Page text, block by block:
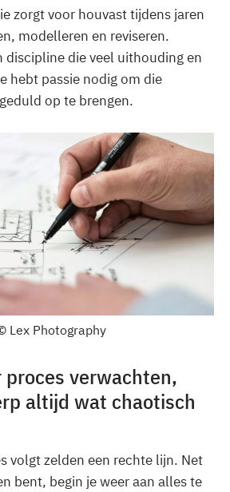
zorgt voor houvast tijdens jaren
modelleren en reviseren.
discipline die veel uithouding en
hebt passie nodig om die
op te brengen.
Lex Photography
proces verwachten,
altijd wat chaotisch
volgt zelden een rechte lijn. Net
bent, begin je weer aan alles te